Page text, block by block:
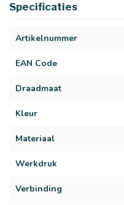
Specificaties
Artikelnummer
EAN Code
Draadmaat
Kleur
Materiaal
Werkdruk
Verbinding